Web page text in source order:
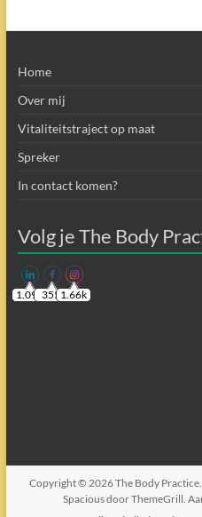
Home
Over mij
Vitaliteitstraject op maat
Spreker
In contact komen?
Volg je The Body
1.09k355 1.66k
Copyright © 2026The Body Practice
Spaciousdoor ThemeGrill.